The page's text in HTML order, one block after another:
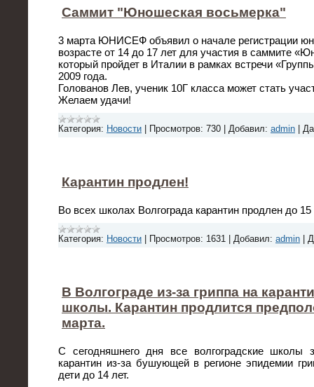
Cаммит "Юношеская восьмерка"
3 марта ЮНИСЕФ объявил о начале регистрации
возрасте от 14 до 17 лет для участия в саммите
который пройдет в Италии в рамках встречи
2009 года.
Голованов Лев, ученик 10Г класса может стать
Желаем удачи!
Категория: Новости Просмотров: 730 Добавил: admin
Карантин продлен!
Во всех школах Волгограда карантин продлен до 15
Категория: Новости Просмотров: 1631 Добавил: admin
В Волгограде из-за гриппа на
школы. Карантин продлится
марта.
С сегодняшнего дня все волгоградские школы
карантин из-за бушующей в регионе эпидемии
дети до 14 лет.